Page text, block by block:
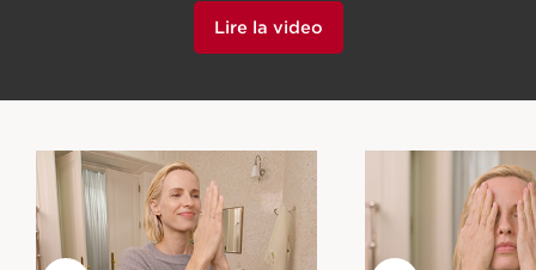
Lire la video